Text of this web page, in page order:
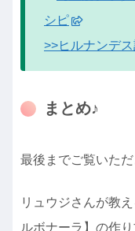
シピ
>>ヒルナンデ
まとめ♪
最後までご覧いた
リュウジさんが教
ルボナーラ】の作